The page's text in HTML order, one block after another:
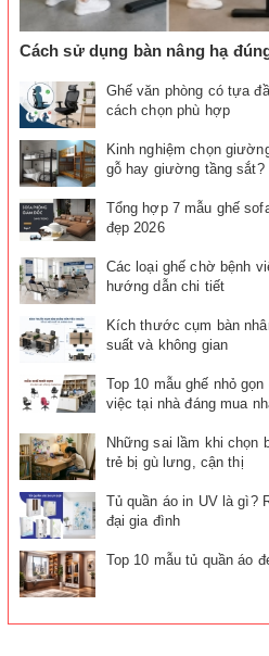
Cách sử dụng bàn nâng hạ
Ghế văn phòng có tựa
cách chọn phù hợp
Kinh nghiệm chọn
gỗ hay giường tầng sắt?
Tổng hợp 7 mẫu ghế
đẹp 2026
Các loại ghế chờ bệnh
hướng dẫn chi tiết
Kích thước cụm bàn
suất và không gian
Top 10 mẫu ghế nhỏ
việc tại nhà đáng mua
Những sai lầm khi chọn
trẻ bị gù lưng, cận thị
Tủ quần áo in UV là gì?
đại gia đình
Top 10 mẫu tủ quần áo